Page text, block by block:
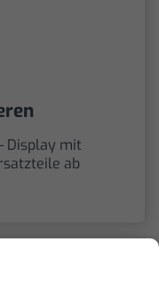
Display mit
ab